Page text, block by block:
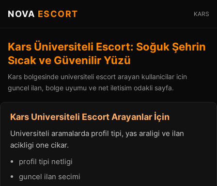
NOVA ESCORT KARS
Kars Üniversiteli Escort: Soğuk Şehrin
Sıcak ve Güvenilir Yüzü
Kars bolgesinde universiteli escort arayan kullanicilar icin
guncel ilan, bolge uyumu ve net iletisim odakli sayfa.
Kars Universiteli Escort Arayanlar İçin
Universiteli aramalarda profil tipi, yas araligi ve ilan
acikligi one cikar.
profil tipi netligi
guncel ilan secimi